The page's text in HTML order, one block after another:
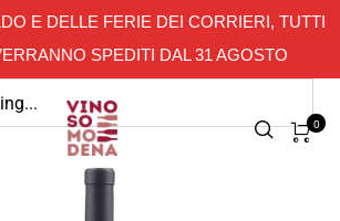
E DELLE FERIE DEI CORRIERI, TUTTI
SPEDITI DAL 31 AGOSTO
0